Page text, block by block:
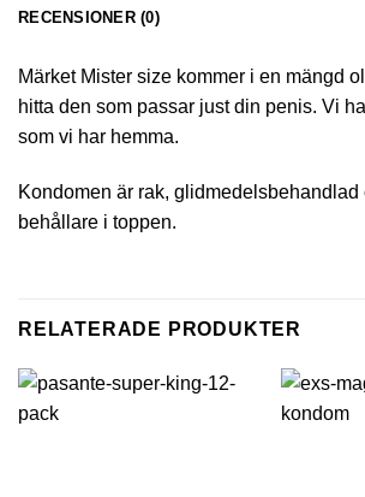
RECENSIONER (0)
Märket Mister size kommer i en mängd
hitta den som passar just din penis. Vi
som vi har hemma.
Kondomen är rak, glidmedelsbehandlad
behållare i toppen.
RELATERADE PRODUKTER